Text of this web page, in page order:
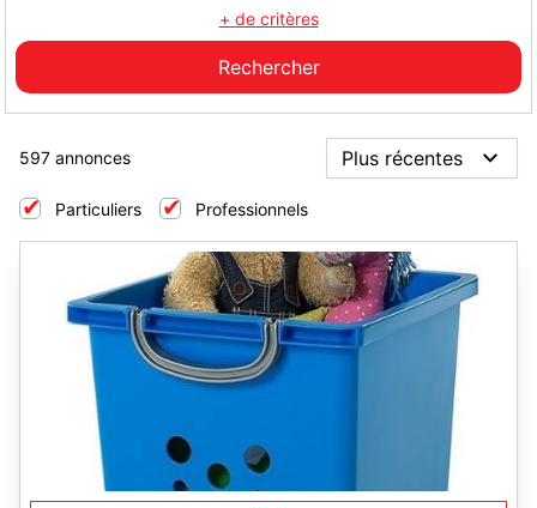
+ de critères
597 annonces
Particuliers Professionnels